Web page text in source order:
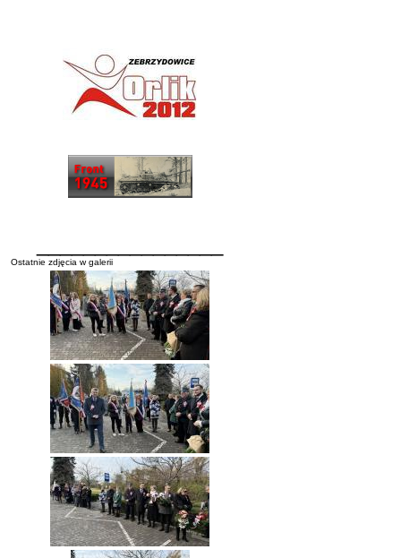
Ostatnie zdjęcia w galerii